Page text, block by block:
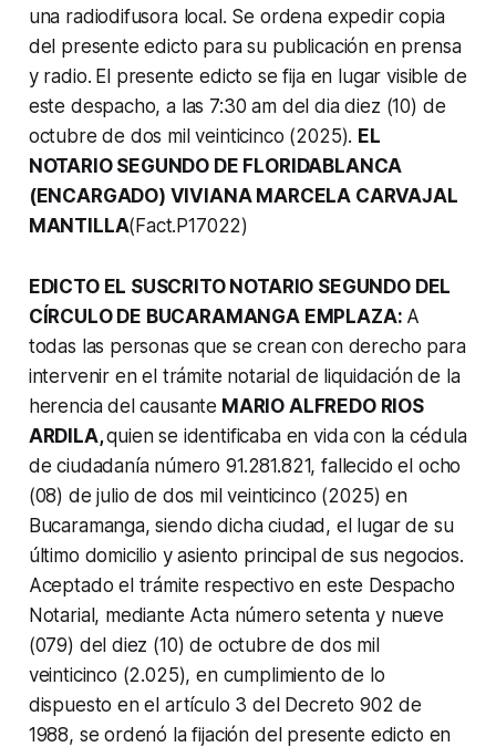
una radiodifusora local. Se ordena expedir copia
del presente edicto para su publicación en prensa
y radio. El presente edicto se fija en lugar visible de
este despacho, a las 7:30 am del dia diez (10) de
octubre de dos mil veinticinco (2025). EL
NOTARIO SEGUNDO DE FLORIDABLANCA
(ENCARGADO) VIVIANA MARCELA CARVAJAL
MANTILLA(Fact.P17022)
EDICTO EL SUSCRITO NOTARIO SEGUNDO DEL
CÍRCULO DE BUCARAMANGA EMPLAZA: A
todas las personas que se crean con derecho para
intervenir en el trámite notarial de liquidación de la
herencia del causante MARIO ALFREDO RIOS
ARDILA,quien se identificaba en vida con la cédula
de ciudadanía número 91.281.821, fallecido el ocho
(08) de julio de dos mil veinticinco (2025) en
Bucaramanga, siendo dicha ciudad, el lugar de su
último domicilio y asiento principal de sus negocios.
Aceptado el trámite respectivo en este Despacho
Notarial, mediante Acta número setenta y nueve
(079) del diez (10) de octubre de dos mil
veinticinco (2.025), en cumplimiento de lo
dispuesto en el artículo 3 del Decreto 902 de
1988, se ordenó la fijación del presente edicto en